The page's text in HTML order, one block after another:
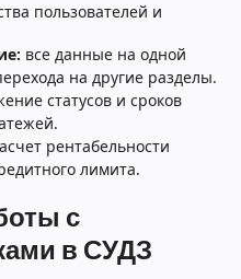
пользователей и
все данные на одной
на другие разделы.
статусов и сроков
рентабельности
лимита.
с
в СУДЗ